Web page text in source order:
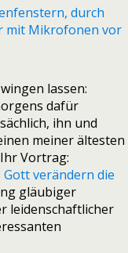
lassen:
dafür
ihn und
meiner ältesten
Vortrag:
Gott verändern die
gläubiger
leidenschaftlicher